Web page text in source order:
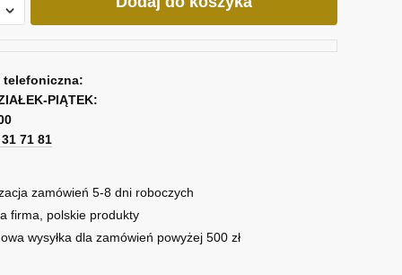
PIĄTEK:
71 81
zamówień 5-8 dni roboczych
firma, polskie produkty
wysyłka dla zamówień powyżej 500 zł